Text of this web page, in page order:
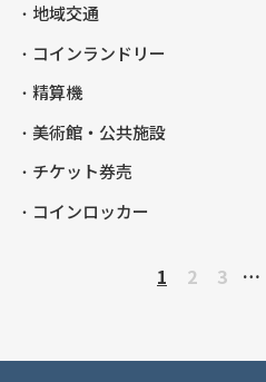
地域交通
コインランドリー
精算機
美術館・公共施設
チケット券売
コインロッカー
1 2 3 …